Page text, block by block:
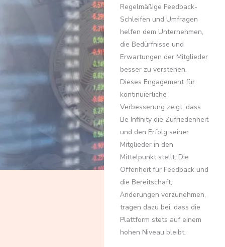
Regelmäßige Feedback-
Schleifen und Umfragen
helfen dem Unternehmen,
die Bedürfnisse und
Erwartungen der Mitglieder
besser zu verstehen.
Dieses Engagement für
kontinuierliche
Verbesserung zeigt, dass
Be Infinity die Zufriedenheit
und den Erfolg seiner
Mitglieder in den
Mittelpunkt stellt. Die
Offenheit für Feedback und
die Bereitschaft,
Änderungen vorzunehmen,
tragen dazu bei, dass die
Plattform stets auf einem
hohen Niveau bleibt.